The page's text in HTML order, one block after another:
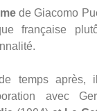
de Giacomo
française
temps après,
avec